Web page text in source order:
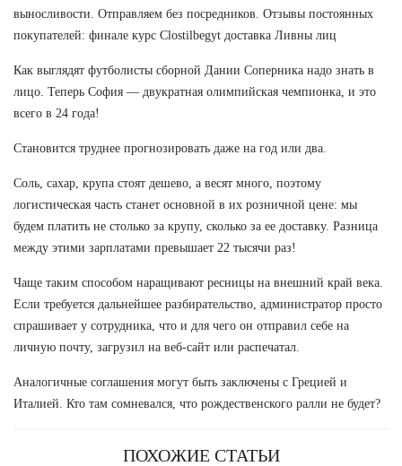
выносливости. Отправляем без посредников. Отзывы постоянных
покупателей: финале курс Clostilbegyt доставка Ливны лиц
Как выглядят футболисты сборной Дании Соперника надо знать в
лицо. Теперь София — двукратная олимпийская чемпионка, и это
всего в 24 года!
Становится труднее прогнозировать даже на год или два.
Соль, сахар, крупа стоят дешево, а весят много, поэтому
логистическая часть станет основной в их розничной цене: мы
будем платить не столько за крупу, сколько за ее доставку. Разница
между этими зарплатами превышает 22 тысячи раз!
Чаще таким способом наращивают ресницы на внешний край века.
Если требуется дальнейшее разбирательство, администратор просто
спрашивает у сотрудника, что и для чего он отправил себе на
личную почту, загрузил на веб-сайт или распечатал.
Аналогичные соглашения могут быть заключены с Грецией и
Италией. Кто там сомневался, что рождественского ралли не будет?
ПОХОЖИЕ СТАТЬИ